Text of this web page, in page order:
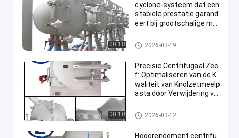
00:18
cyclone-systeem dat een
stabiele prestatie garand
eert bij grootschalige mat
De Verwerkingsmachine van h
et maniokzetmeel
2026-03-19
00:10
Precisie Centrifugaal Zee
f: Optimaliseren van de K
waliteit van Knolzetmeelp
asta door Verwijdering va
ten
De Verwerkingsmachine van h
et maniokzetmeel
2026-03-12
Hoogrendement centrifu